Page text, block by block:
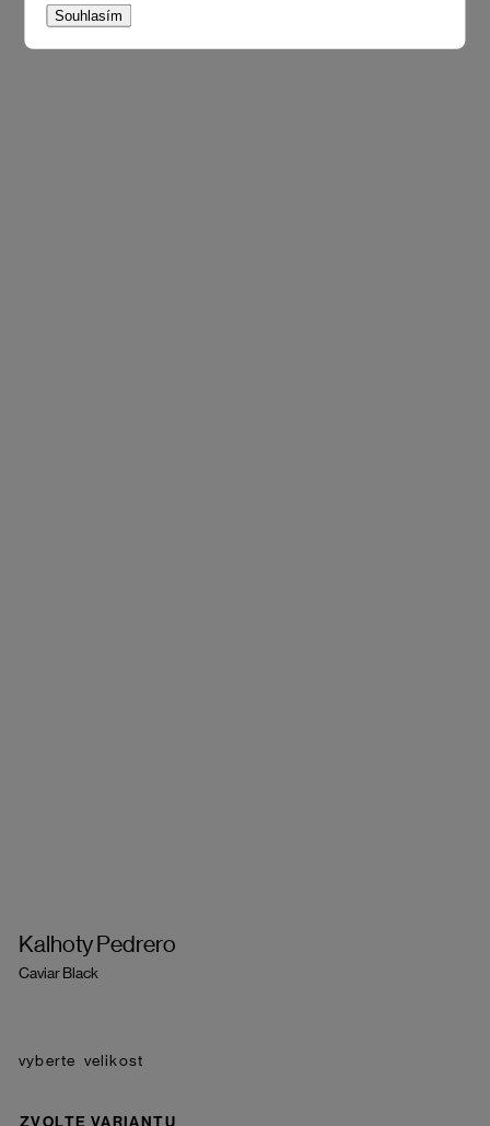
Souhlasím
Kalhoty Pedrero
Caviar Black
velikost
ZVOLTE VARIANTU